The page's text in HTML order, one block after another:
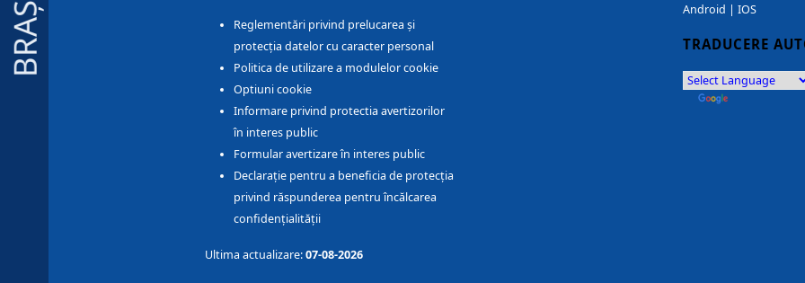
Reglementări privind prelucarea și
protecția datelor cu caracter personal
Politica de utilizare a modulelor cookie
Optiuni cookie
Informare privind protectia avertizorilor
în interes public
Formular avertizare în interes public
Declarație pentru a beneficia de protecția
privind răspunderea pentru încălcarea
confidențialității
Ultima actualizare:07-08-2026
Android | IOS
TRADUCERE